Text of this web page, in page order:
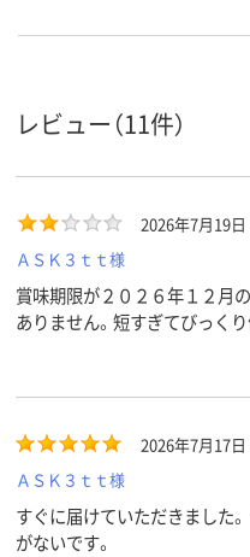
レビュー（11件）
2026年7月19日
ＡＳＫ３ｔｔ様
賞味期限が２０２６年１２月
ありません。短すぎてびっくり
2026年7月17日
ＡＳＫ３ｔｔ様
すぐに届けていただきました
がないです。